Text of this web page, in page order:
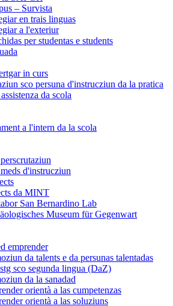
– Survista
en trais linguas
a l'exteriur
per studentas e students
in curs
sco persuna d'instrucziun da la pratica
da scola
a l'intern da la scola
d'instrucziun
da MINT
San Bernardino Lab
Museum für Gegenwart
emprender
da talents e da persunas talentadas
sco segunda lingua (DaZ)
da la sanadad
orientà a las cumpetenzas
orientà a las soluziuns